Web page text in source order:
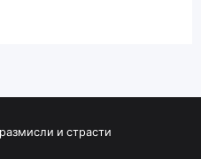
и страсти